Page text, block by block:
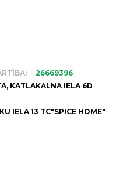
26669396
KATLAKALNA IELA 6D
IELA 13 TC"SPICE HOME"